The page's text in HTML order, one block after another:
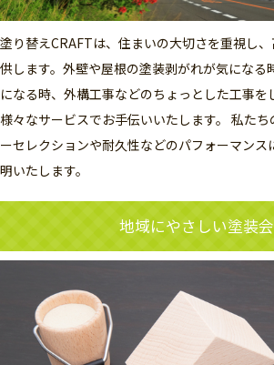
塗り替えCRAFTは、住まいの大切さを重視し
供します。外壁や屋根の塗装剥がれが気になる
になる時、外構工事などのちょっとした工事を
様々なサービスでお手伝いいたします。 私た
ーセレクションや耐久性などのパフォーマン
明いたします。
地域にやさしい塗装